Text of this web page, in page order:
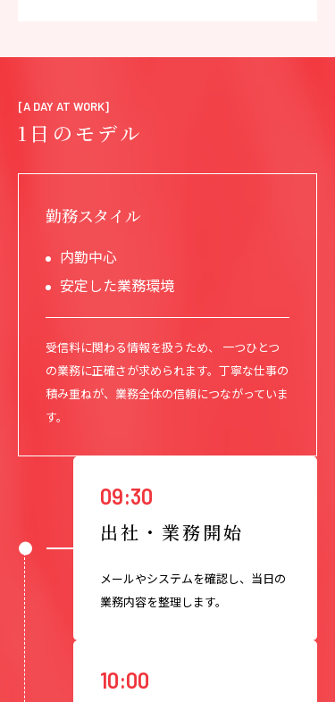
[A DAY AT WORK]
1日のモデル
勤務スタイル
内勤中心
安定した業務環境
受信料に関わる情報を扱うため、 一つひとつ
の業務に正確さが求められます。丁寧な仕事の
積み重ねが、業務全体の信頼につながっていま
す。
09:30
出社・業務開始
メールやシステムを確認し、当日の
業務内容を整理します。
10:00